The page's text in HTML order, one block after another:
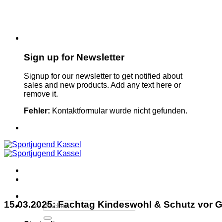
Sign up for Newsletter
Signup for our newsletter to get notified about
sales and new products. Add any text here or
remove it.
Fehler: Kontaktformular wurde nicht gefunden.
15.03.2025: Fachtag Kindeswohl & Schutz vor